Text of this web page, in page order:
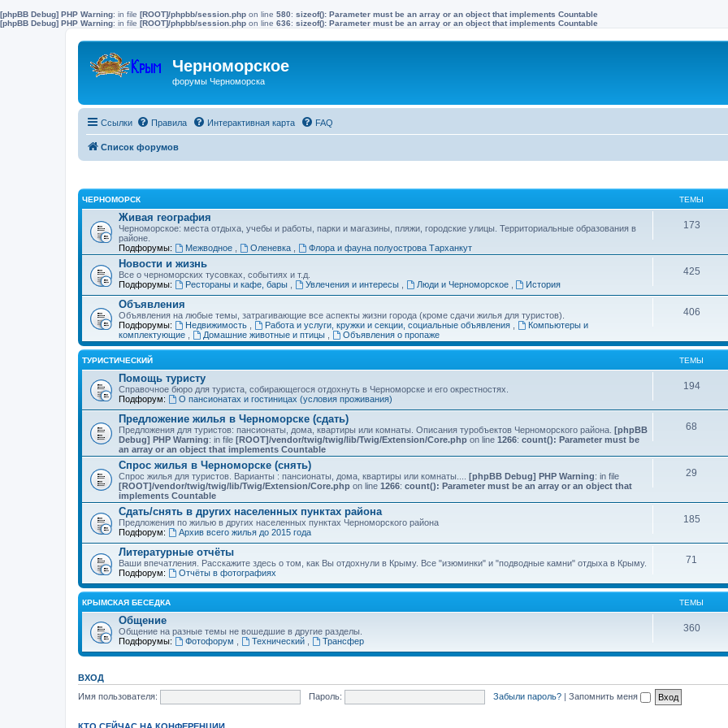
[phpBB Debug] PHP Warning: in file [ROOT]/phpbb/session.php on line 580: sizeof(): Parameter must be an array or an object that implements Countable
[phpBB Debug] PHP Warning: in file [ROOT]/phpbb/session.php on line 636: sizeof(): Parameter must be an array or an object that implements Countable
Черноморское
форумы Черноморска
Ссылки Правила Интерактивная карта FAQ
Список форумов
ЧЕРНОМОРСК ТЕМЫ
Живая география
Черноморское: места отдыха, учебы и работы, парки и магазины, пляжи, городские улицы. Территориальные образования в
районе.
Подфорумы:
Межводное Оленевка Флора и фауна полуострова Тарханкут
173
Новости и жизнь
Все о черноморских тусовках, событиях и т.д.
Подфорумы:
Рестораны и кафе, бары Увлечения и интересы Люди и Черноморское История
425
Объявления
Объявления на любые темы, затрагивающие все аспекты жизни города (кроме сдачи жилья для туристов).
Подфорумы:
Недвижимость Работа и услуги, кружки и секции, социальные объявления
Компьютеры и
комплектующие
Домашние животные и птицы Объявления о пропаже
406
ТУРИСТИЧЕСКИЙ ТЕМЫ
Помощь туристу
Справочное бюро для туриста, собирающегося отдохнуть в Черноморске и его окрестностях.
Подфорум:
О пансионатах и гостиницах (условия проживания)
194
Предложение жилья в Черноморске (сдать)
Предложения для туристов: пансионаты, дома, квартиры или комнаты. Описания туробъектов Черноморского района. [phpBB
Debug] PHP Warning: in file [ROOT]/vendor/twig/twig/lib/Twig/Extension/Core.php on line 1266: count(): Parameter must be
an array or an object that implements Countable
68
Спрос жилья в Черноморске (снять)
Спрос жилья для туристов. Варианты : пансионаты, дома, квартиры или комнаты.... [phpBB Debug] PHP Warning: in file
[ROOT]/vendor/twig/twig/lib/Twig/Extension/Core.php on line 1266: count(): Parameter must be an array or an object that
implements Countable
29
Сдать/снять в других населенных пунктах района
Предложения по жилью в других населенных пунктах Черноморского района
Подфорум:
Архив всего жилья до 2015 года
185
Литературные отчёты
Ваши впечатления. Расскажите здесь о том, как Вы отдохнули в Крыму. Все "изюминки" и "подводные камни" отдыха в Крыму.
Подфорум:
Отчёты в фотографиях
71
КРЫМСКАЯ БЕСЕДКА ТЕМЫ
Общение
Общение на разные темы не вошедшие в другие разделы.
Подфорумы:
Фотофорум Технический Трансфер
360
ВХОД
Имя пользователя:
Пароль: Забыли пароль? | Запомнить меня